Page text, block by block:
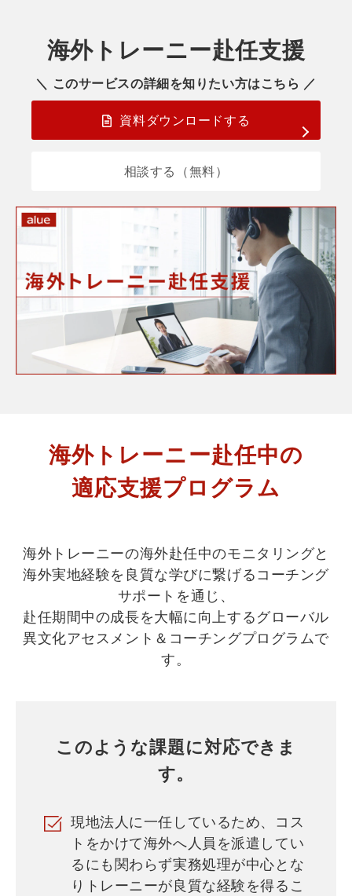
海外トレーニー赴任支援
＼ このサービスの詳細を知りたい方はこちら ／
資料ダウンロードする
相談する（無料）
海外トレーニー赴任中の
適応支援プログラム​
海外トレーニーの海外赴任中のモニタリングと
海外実地経験を良質な学びに繋げるコーチング
サポートを通じ、
赴任期間中の成長を大幅に向上するグローバル
異文化アセスメント＆コーチングプログラムで
す。
このような課題に対応できま
す。
現地法人に一任しているため、コス
トをかけて海外へ人員を派遣してい
るにも関わらず実務処理が中心とな
りトレーニーが良質な経験を得るこ